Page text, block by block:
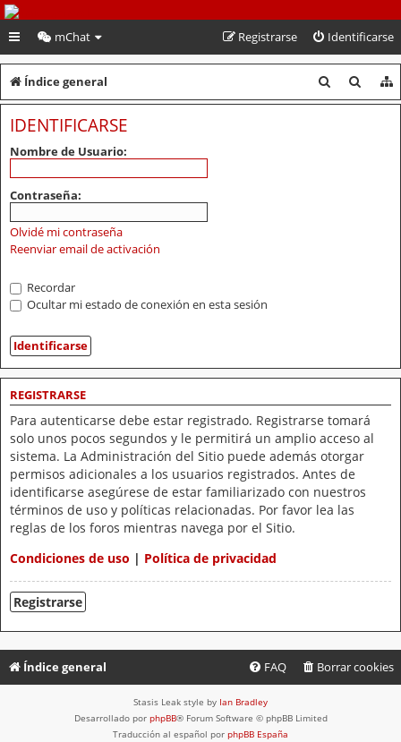
PeruVoley.com
mChat Identificarse
Registrarse
Índice general
u
u
IDENTIFICARSE
Nombre de Usuario:
Contraseña:
Olvidé mi contraseña
Reenviar email de activación
Recordar
Ocultar mi estado de conexión en esta sesión
REGISTRARSE
Para autenticarse debe estar registrado. Registrarse tomará
solo unos pocos segundos y le permitirá un amplio acceso al
sistema. La Administración del Sitio puede además otorgar
permisos adicionales a los usuarios registrados. Antes de
identificarse asegúrese de estar familiarizado con nuestros
términos de uso y políticas relacionadas. Por favor lea las
reglas de los foros mientras navega por el Sitio.
Condiciones de uso | Política de privacidad
Registrarse
Índice general Borrar cookies
FAQ
Stasis Leak style by Ian Bradley
Desarrollado por phpBB® Forum Software © phpBB Limited
Traducción al español por phpBB España